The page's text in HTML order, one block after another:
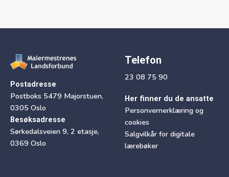
Postadresse
Postboks 5479 Majorstuen,
0305 Oslo
Besøksadresse
Sørkedalsveien 9, 2 etasje,
0369 Oslo
Telefon
23 08 75 90
Her finner du de ansatte
Personvernerklæring og
cookies
Salgvilkår for digitale
lærebøker